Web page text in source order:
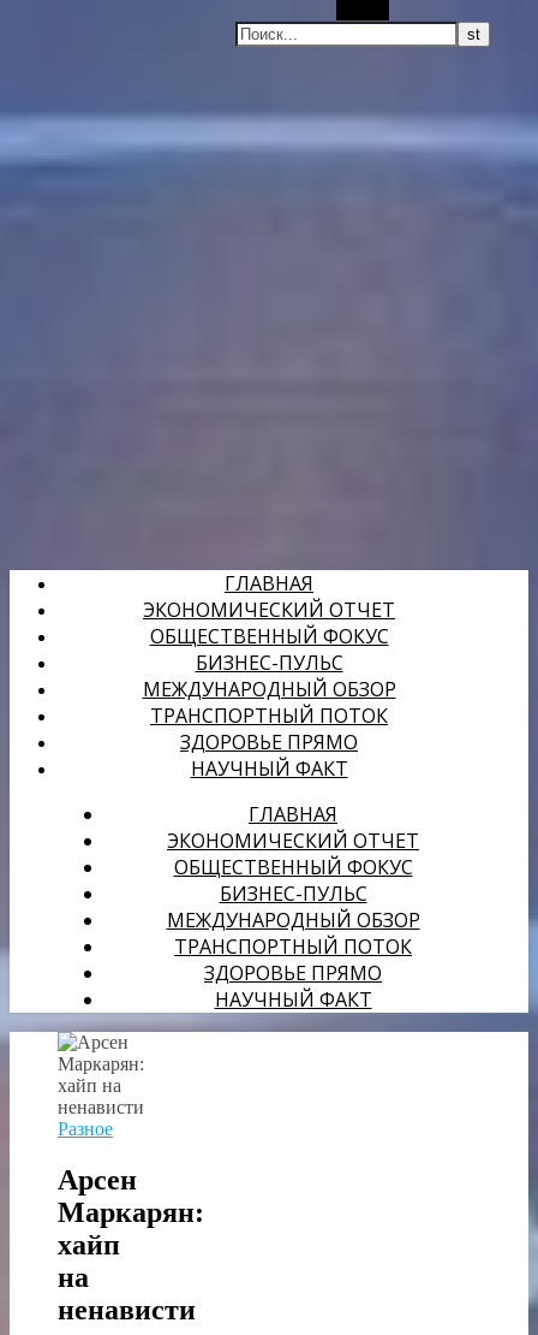
ГЛАВНАЯ
ЭКОНОМИЧЕСКИЙ ОТЧЕТ
ОБЩЕСТВЕННЫЙ ФОКУС
БИЗНЕС-ПУЛЬС
МЕЖДУНАРОДНЫЙ ОБЗОР
ТРАНСПОРТНЫЙ ПОТОК
ЗДОРОВЬЕ ПРЯМО
НАУЧНЫЙ ФАКТ
ГЛАВНАЯ
ЭКОНОМИЧЕСКИЙ ОТЧЕТ
ОБЩЕСТВЕННЫЙ ФОКУС
БИЗНЕС-ПУЛЬС
МЕЖДУНАРОДНЫЙ ОБЗОР
ТРАНСПОРТНЫЙ ПОТОК
ЗДОРОВЬЕ ПРЯМО
НАУЧНЫЙ ФАКТ
Разное
Арсен
Маркарян:
хайп
на
ненависти